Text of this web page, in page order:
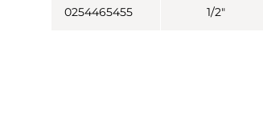
0254465455 1/2"